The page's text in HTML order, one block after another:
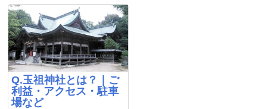
Q.玉祖神社とは？｜ご
利益・アクセス・駐車
場など